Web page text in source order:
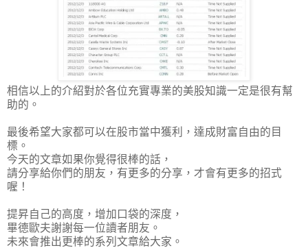
相信以上的介紹對於各位充實專業的美股知識一定是很有幫
助的。
最後希望大家都可以在股市當中獲利，達成財富自由的目
標。
今天的文章如果你覺得很棒的話，
請分享給你們的朋友，有更多的分享，才會有更多的招式
喔！
提昇自己的高度，增加口袋的深度，
畢德歐夫謝謝每一位讀者朋友。
未來會推出更棒的系列文章給大家。